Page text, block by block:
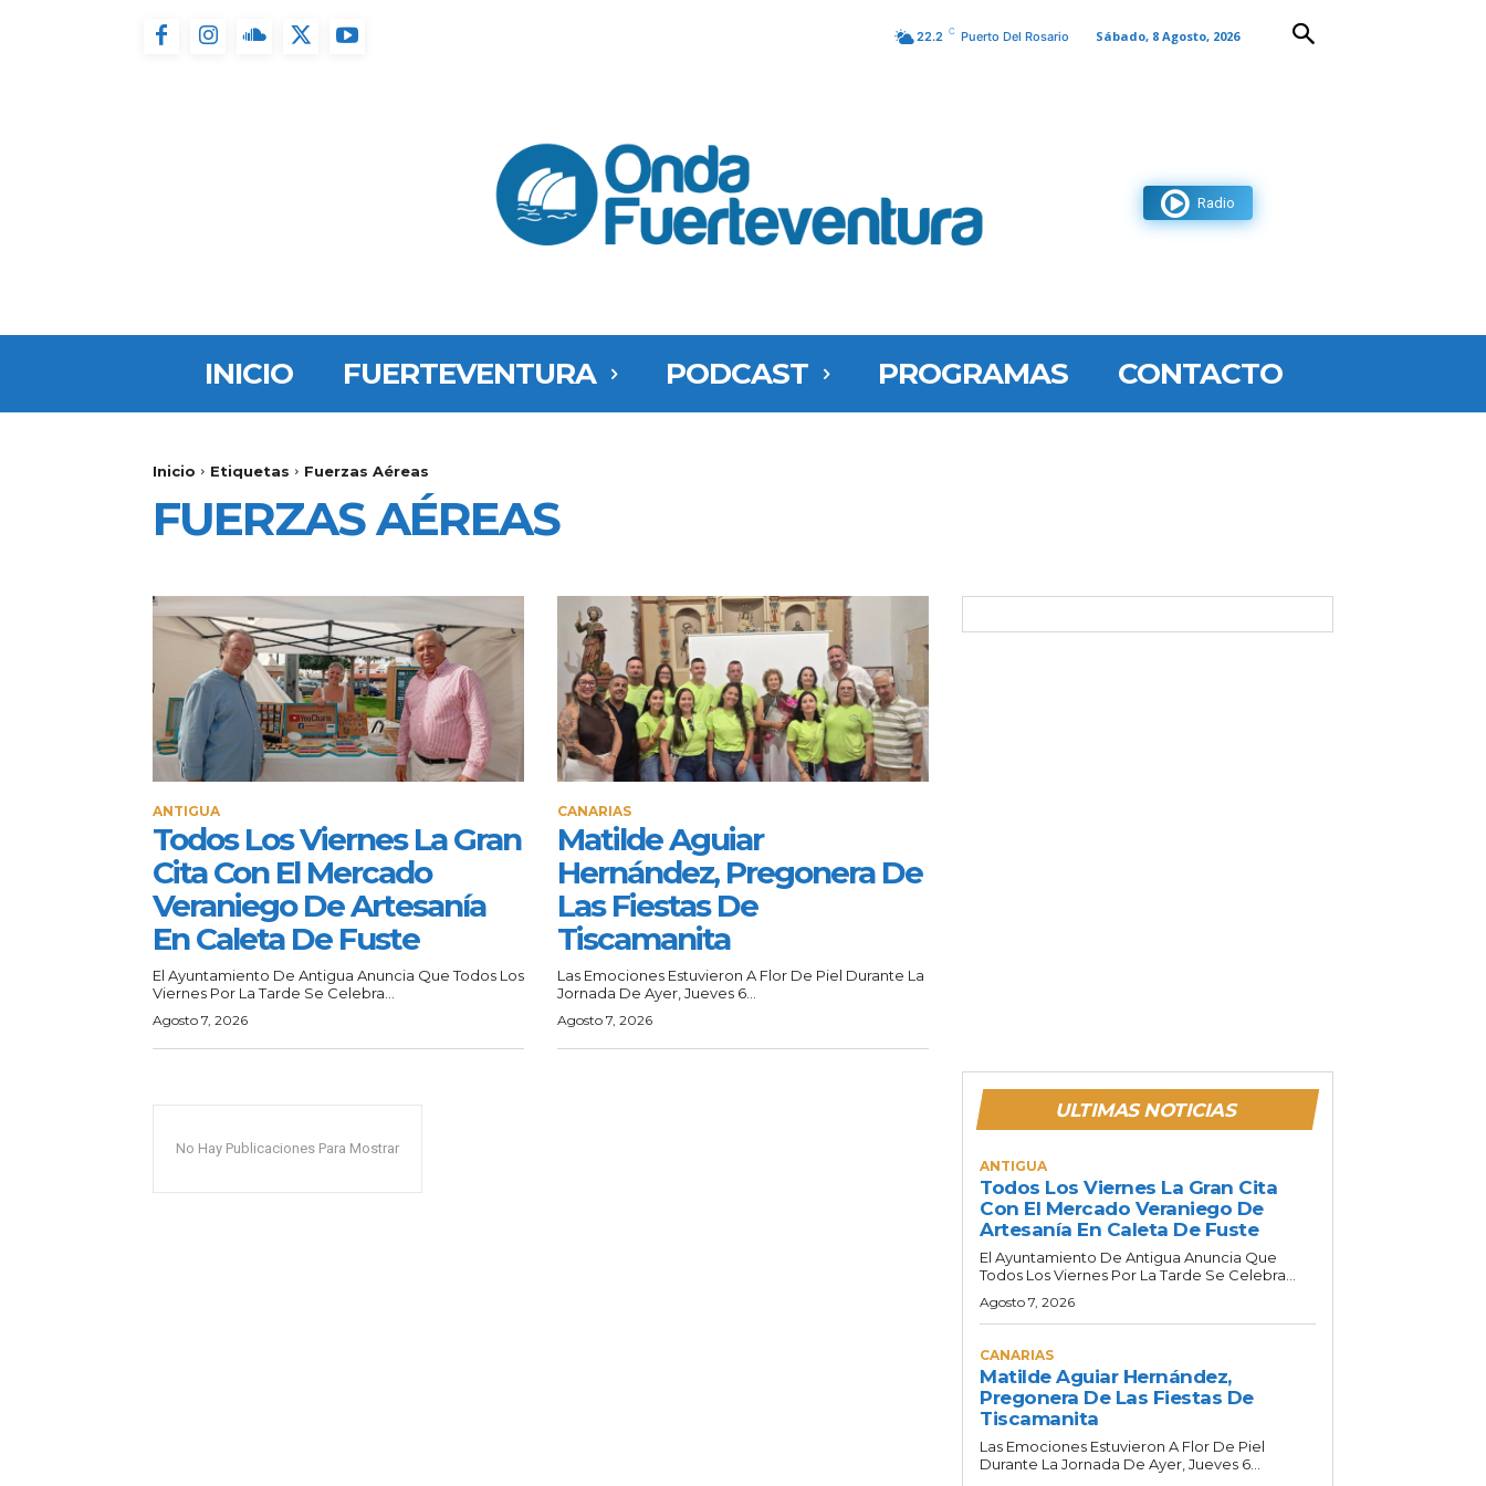
22.2 C Puerto Del Rosario Sábado, 8 Agosto, 2026
Radio
INICIO FUERTEVENTURA PODCAST PROGRAMAS CONTACTO
Inicio Etiquetas Fuerzas Aéreas
FUERZAS AÉREAS
ANTIGUA
Todos Los Viernes La Gran
Cita Con El Mercado
Veraniego De Artesanía
En Caleta De Fuste
El Ayuntamiento De Antigua Anuncia Que Todos Los
Viernes Por La Tarde Se Celebra...
Agosto 7, 2026
CANARIAS
Matilde Aguiar
Hernández, Pregonera De
Las Fiestas De
Tiscamanita
Las Emociones Estuvieron A Flor De Piel Durante La
Jornada De Ayer, Jueves 6...
Agosto 7, 2026
No Hay Publicaciones Para Mostrar
ULTIMAS NOTICIAS
ANTIGUA
Todos Los Viernes La Gran Cita
Con El Mercado Veraniego De
Artesanía En Caleta De Fuste
El Ayuntamiento De Antigua Anuncia Que
Todos Los Viernes Por La Tarde Se Celebra...
Agosto 7, 2026
CANARIAS
Matilde Aguiar Hernández,
Pregonera De Las Fiestas De
Tiscamanita
Las Emociones Estuvieron A Flor De Piel
Durante La Jornada De Ayer, Jueves 6...